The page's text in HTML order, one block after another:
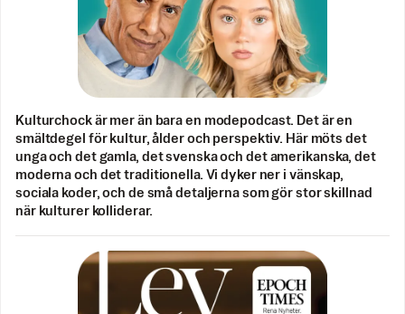
Kulturchock är mer än bara en modepodcast. Det är en
smältdegel för kultur, ålder och perspektiv. Här möts det
unga och det gamla, det svenska och det amerikanska, det
moderna och det traditionella. Vi dyker ner i vänskap,
sociala koder, och de små detaljerna som gör stor skillnad
när kulturer kolliderar.